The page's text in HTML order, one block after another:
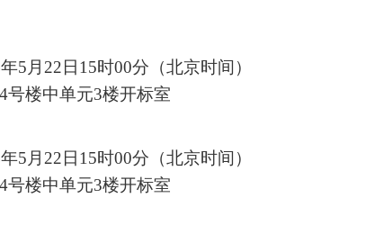
5月 22 日 15时00分 （北京时间）
4号楼中单元3楼开标室
5月 22 日 15时00分 （北京时间）
4号楼中单元3楼开标室